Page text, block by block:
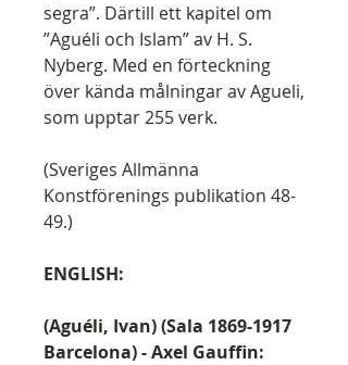
segra”. Därtill ett kapitel om
”Aguéli och Islam” av H. S.
Nyberg. Med en förteckning
över kända målningar av Agueli,
som upptar 255 verk.
(Sveriges Allmänna
Konstförenings publikation 48-
49.)
ENGLISH:
(Aguéli, Ivan) (Sala 1869-1917
Barcelona) - Axel Gauffin: